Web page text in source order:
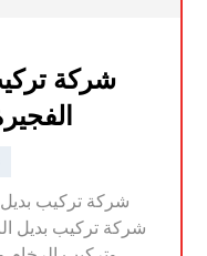
شركة
الفجيرة
شركة تركيب
شركة تركيب بديل